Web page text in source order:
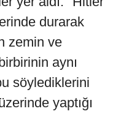
durarak
zemin ve
aynı
söylediklerini
yaptığı